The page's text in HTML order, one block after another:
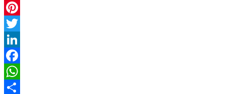
Pinterest
Twitter
LinkedIn
Facebook
WhatsApp